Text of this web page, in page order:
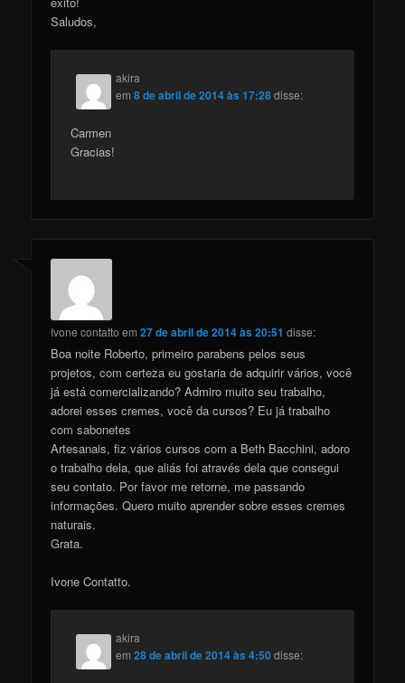
Saludos,
akira
em8 de abril de 2014 às 17:28disse:
Carmen
Gracias!
Ivone contatto em27 de abril de 2014 às 20:51 disse:
Boa noite Roberto, primeiro parabens pelos seus
projetos, com certeza eu gostaria de adquirir vários, você
já está comercializando? Admiro muito seu trabalho,
adorei esses cremes, você da cursos? Eu já trabalho
com sabonetes
Artesanais, fiz vários cursos com a Beth Bacchini, adoro
o trabalho dela, que aliás foi através dela que consegui
seu contato. Por favor me retorne, me passando
informações. Quero muito aprender sobre esses cremes
naturais.
Grata.
Ivone Contatto.
akira
em28 de abril de 2014 às 4:50disse: